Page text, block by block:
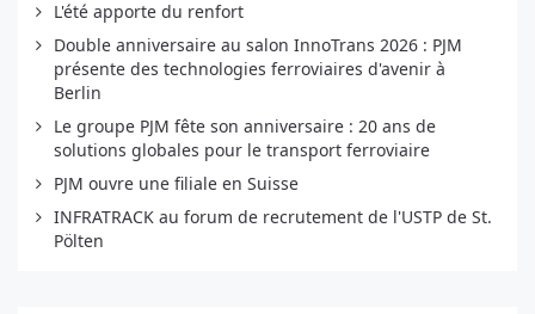
L'été apporte du renfort
Double anniversaire au salon InnoTrans 2026 : PJM
présente des technologies ferroviaires d'avenir à
Berlin
Le groupe PJM fête son anniversaire : 20 ans de
solutions globales pour le transport ferroviaire
PJM ouvre une filiale en Suisse
INFRATRACK au forum de recrutement de l'USTP de St.
Pölten